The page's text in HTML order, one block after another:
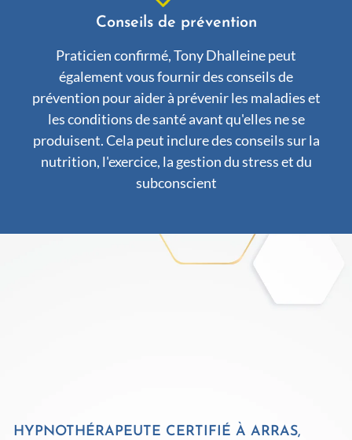
Conseils de prévention
Praticien confirmé, Tony Dhalleine peut
également vous fournir des conseils de
prévention pour aider à prévenir les maladies et
les conditions de santé avant qu'elles ne se
produisent. Cela peut inclure des conseils sur la
nutrition, l'exercice, la gestion du stress et du
subconscient
HYPNOTHÉRAPEUTE CERTIFIÉ À ARRAS,